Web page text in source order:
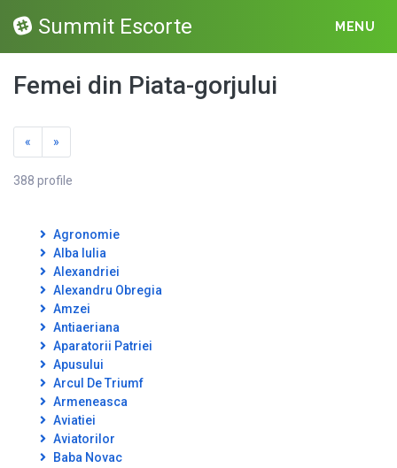
Summit Escorte MENU
Femei din Piata-gorjului
« »
388 profile
Agronomie
Alba Iulia
Alexandriei
Alexandru Obregia
Amzei
Antiaeriana
Aparatorii Patriei
Apusului
Arcul De Triumf
Armeneasca
Aviatiei
Aviatorilor
Baba Novac